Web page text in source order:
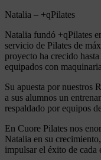
Natalia – +qPilates
Natalia fundó +qPilates
servicio de Pilates de
proyecto ha crecido
equipados con
Su apuesta por nuestros
a sus alumnos un
respaldado por equipos
En Cuore Pilates nos
Natalia en su
impulsar el éxito de cada